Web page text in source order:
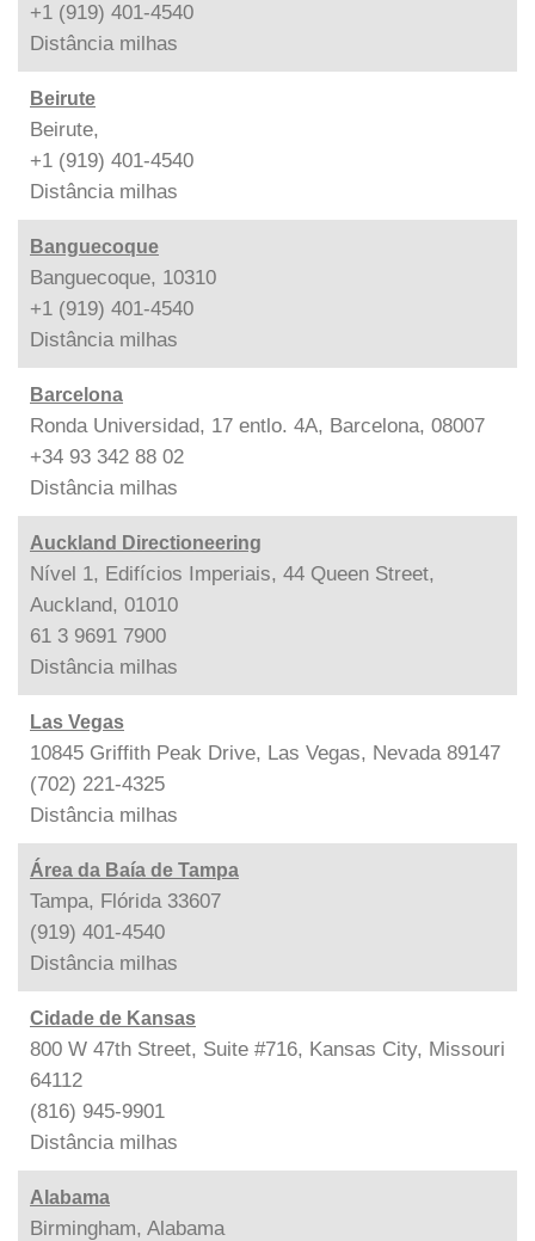
+1 (919) 401-4540
Distância milhas
Beirute
Beirute,
+1 (919) 401-4540
Distância milhas
Banguecoque
Banguecoque, 10310
+1 (919) 401-4540
Distância milhas
Barcelona
Ronda Universidad, 17 entlo. 4A, Barcelona, 08007
+34 93 342 88 02
Distância milhas
Auckland Directioneering
Nível 1, Edifícios Imperiais, 44 Queen Street,
Auckland, 01010
61 3 9691 7900
Distância milhas
Las Vegas
10845 Griffith Peak Drive, Las Vegas, Nevada 89147
(702) 221-4325
Distância milhas
Área da Baía de Tampa
Tampa, Flórida 33607
(919) 401-4540
Distância milhas
Cidade de Kansas
800 W 47th Street, Suite #716, Kansas City, Missouri
64112
(816) 945-9901
Distância milhas
Alabama
Birmingham, Alabama